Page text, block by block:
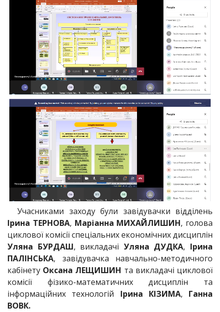
Учасниками заходу були завідувачки відділень
Ірина ТЕРНОВА, Маріанна МИХАЙЛИШИН, голова
циклової комісії спеціальних економічних дисциплін
Уляна БУРДАШ, викладачі Уляна ДУДКА, Ірина
ПАЛІНСЬКА, завідувачка навчально-методичного
кабінету Оксана ЛЕЩИШИН та викладачі циклової
комісії фізико-математичних дисциплін та
інформаційних технологій Ірина КІЗИМА, Ганна
ВОВК.